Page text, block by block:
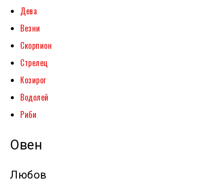
Дева
Везни
Скорпион
Стрелец
Козирог
Водолей
Риби
Овен
Любов